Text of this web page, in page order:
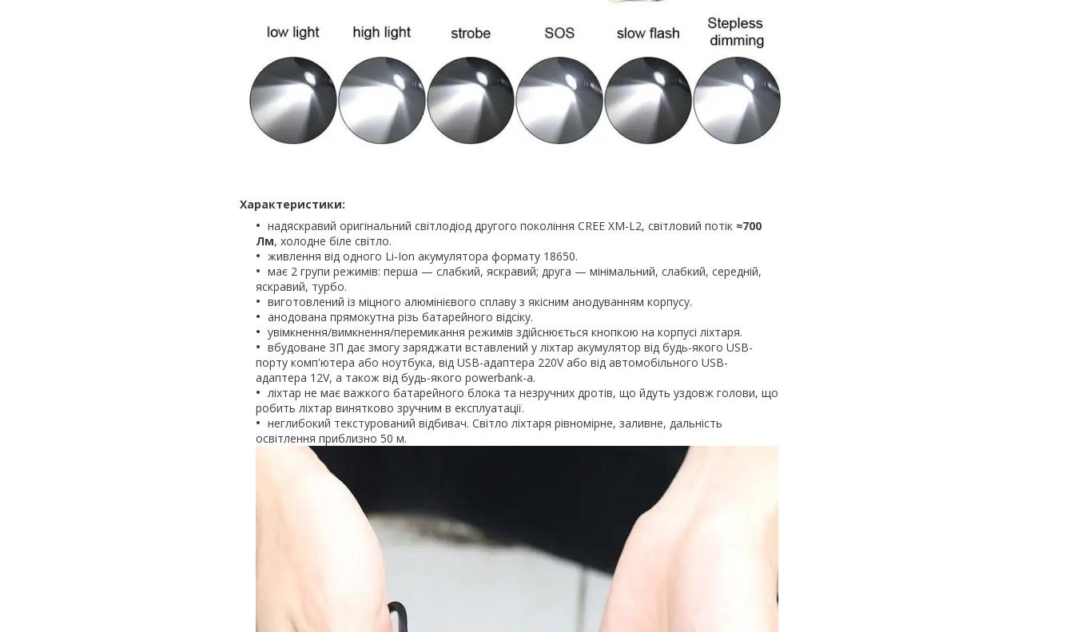
Характеристики:
надяскравий оригінальний світлодіод другого покоління CREE XM-L2, світловий потік ≈700
Лм, холодне біле світло.
живлення від одного Li-Ion акумулятора формату 18650.
має 2 групи режимів: перша — слабкий, яскравий; друга — мінімальний, слабкий, середній,
яскравий, турбо.
виготовлений із міцного алюмінієвого сплаву з якісним анодуванням корпусу.
анодована прямокутна різь батарейного відсіку.
увімкнення/вимкнення/перемикання режимів здійснюється кнопкою на корпусі ліхтаря.
вбудоване ЗП дає змогу заряджати вставлений у ліхтар акумулятор від будь-якого USB-
порту комп'ютера або ноутбука, від USB-адаптера 220V або від автомобільного USB-
адаптера 12V, а також від будь-якого powerbank-a.
ліхтар не має важкого батарейного блока та незручних дротів, що йдуть уздовж голови, що
робить ліхтар винятково зручним в експлуатації.
неглибокий текстурований відбивач. Світло ліхтаря рівномірне, заливне, дальність
освітлення приблизно 50 м.